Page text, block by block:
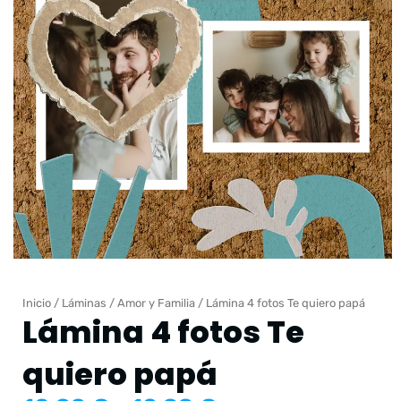
Inicio / Láminas / Amor y Familia / Lámina 4 fotos Te quiero papá
Lámina 4 fotos Te
quiero papá